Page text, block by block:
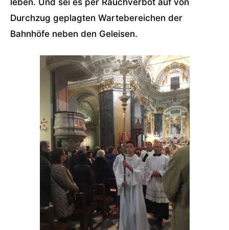
leben. Und sei es per Rauchverbot auf von
Durchzug geplagten Wartebereichen der
Bahnhöfe neben den Geleisen.